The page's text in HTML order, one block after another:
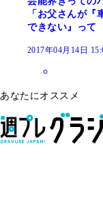
「お父さんが
できない』って
2017年04月14日
あなたにオススメ